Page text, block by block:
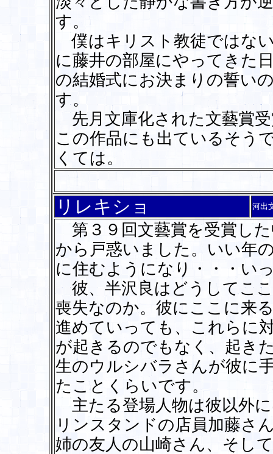
す。
僕はキリスト教徒ではな
に藤井の部屋にやってきた
の結婚式にお決まりの誓い
す。
先月文庫化された文藝賞
この作品にも出ているそう
くては。
リレキショ 河出
第３９回文藝賞を受賞し
から戸惑いました。いい年
に住むようになり・・・い
彼、半沢良はどうしてこ
喪失なのか。彼にここに来
進めていっても、これらに
が起きるのでもなく、起き
生のウルシバラさんが彼に
たことくらいです。
主たる登場人物は彼以外
リンスタンドの店員加藤さ
姉の友人の山崎さん、そし